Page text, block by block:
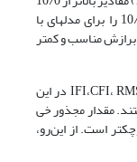
را برای مدلهایی با برازش ضعیف، بین 08/0 تا 10/0 را برای مدلهای با
برای مدلهای با برازش مناسب و کمتر
چنان که در جدول 4 مشاهده ‌شود، مقادیر IFI،CFI، RMSEA در این
مقدار مجذور خی
از ملاک قراردادی 2 نیز کوچکتر است. از این‌رو،